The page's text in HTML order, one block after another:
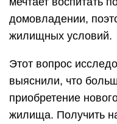
домовладении,
жилищных условий.
Этот вопрос
выяснили, что
приобретение
жилища. Получить